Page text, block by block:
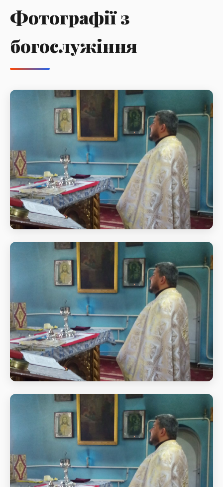
Фотографії з
богослужіння
Святкове богослужіння
Початок Божественної
Святкове богослужіння
Початок Божественної